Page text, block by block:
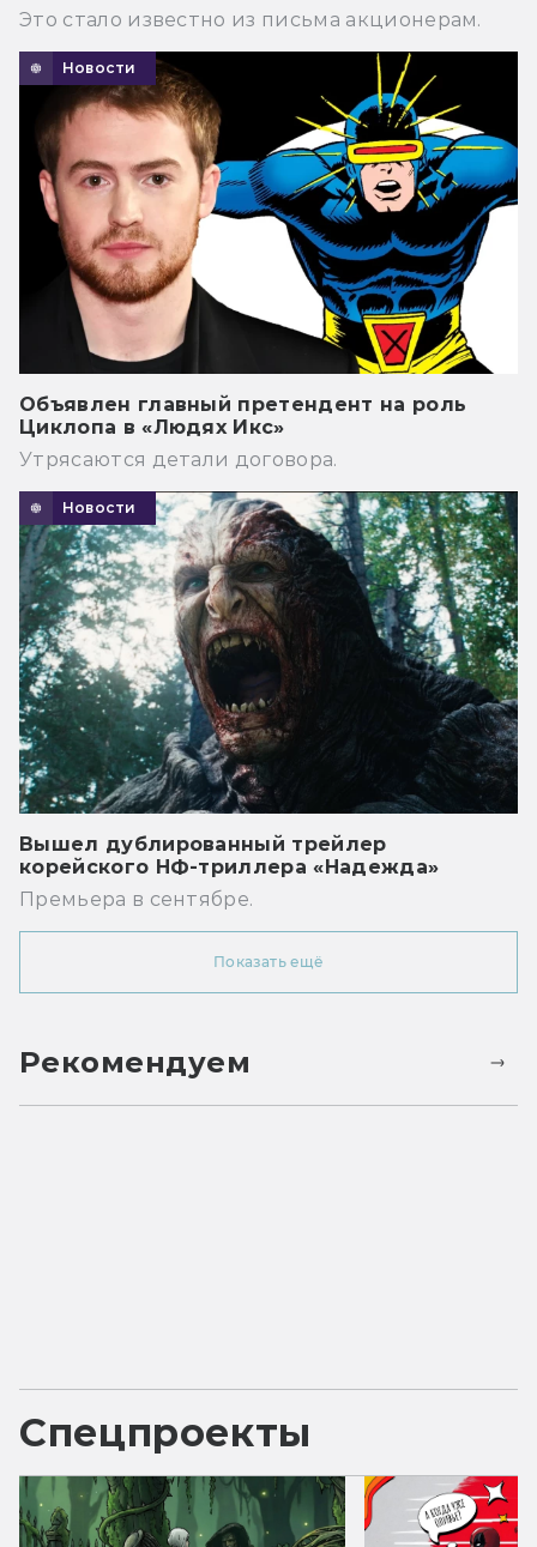
Это стало известно из письма акционерам.
Новости
Объявлен главный претендент на роль
Циклопа в «Людях Икс»
Утрясаются детали договора.
Новости
Вышел дублированный трейлер
корейского НФ-триллера «Надежда»
Премьера в сентябре.
Показать ещё
Рекомендуем
Спецпроекты